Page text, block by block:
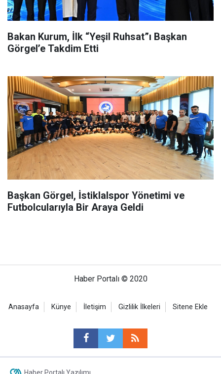
Bakan Kurum, İlk “Yeşil Ruhsat”ı Başkan
Görgel’e Takdim Etti
Başkan Görgel, İstiklalspor Yönetimi ve
Futbolcularıyla Bir Araya Geldi
Haber Portalı © 2020
Anasayfa Künye İletişim Gizlilik İlkeleri Sitene Ekle